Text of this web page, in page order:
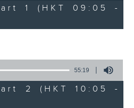
1 (HKT 09:05 -
55:19
2 (HKT 10:05 -